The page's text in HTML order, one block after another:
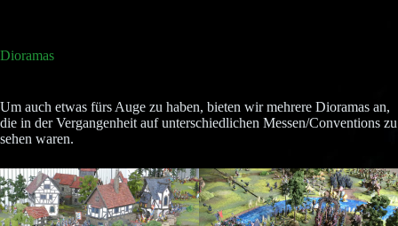
Dioramas
Um auch etwas fürs Auge zu haben, bieten wir mehrere Dioramas an,
die in der Vergangenheit auf unterschiedlichen Messen/Conventions zu
sehen waren.